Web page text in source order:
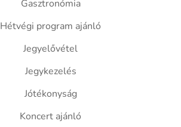
Gasztronómia
Hétvégi program ajánló
Jegyelővétel
Jegykezelés
Jótékonyság
Koncert ajánló